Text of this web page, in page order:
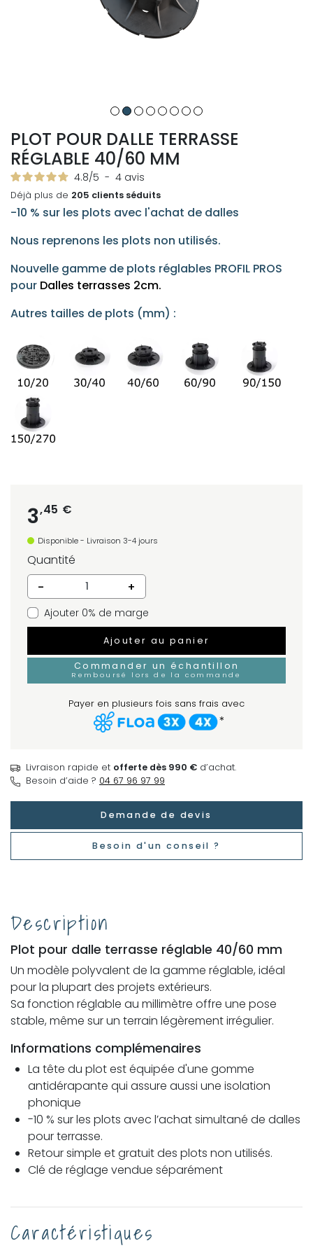
PLOT POUR DALLE TERRASSE
RÉGLABLE 40/60 MM
4.8/5 - 4 avis
Déjà plus de 205 clients séduits
-10 % sur les plots avec l'achat de dalles
Nous reprenons les plots non utilisés.
Nouvelle gamme de plots réglables PROFIL PROS
pour Dalles terrasses 2cm.
Autres tailles de plots (mm) :
3,45 €
Disponible - Livraison 3-4 jours
Quantité
-
+
Ajouter 0% de marge
Ajouter au panier
Commander un échantillon
Remboursé lors de la commande
Payer en plusieurs fois sans frais avec
*
Livraison rapide et offerte dès 990 € d’achat.
Besoin d’aide ? 04 67 96 97 99
Demande de devis
Besoin d'un conseil ?
Description
Plot pour dalle terrasse réglable 40/60 mm
Un modèle polyvalent de la gamme réglable, idéal
pour la plupart des projets extérieurs.
Sa fonction réglable au millimètre offre une pose
stable, même sur un terrain légèrement irrégulier.
Informations complémenaires
La tête du plot est équipée d'une gomme
antidérapante qui assure aussi une isolation
phonique
-10 % sur les plots avec l’achat simultané de dalles
pour terrasse.
Retour simple et gratuit des plots non utilisés.
Clé de réglage vendue séparément
Caractéristiques